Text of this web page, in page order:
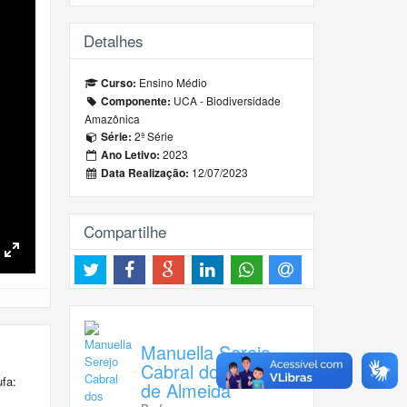
Fullscreen
Detalhes
Curso: Ensino Médio
Componente: UCA - Biodiversidade
Amazônica
Série: 2ª Série
Ano Letivo: 2023
Data Realização: 12/07/2023
Compartilhe
Manuella Serejo
Cabral dos Anjos
de Almeida